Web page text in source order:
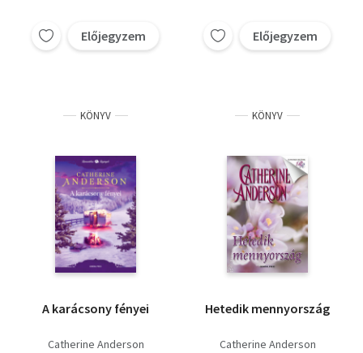
Előjegyzem Előjegyzem
KÖNYV
A karácsony fényei
Catherine Anderson
KÖNYV
Hetedik mennyország
Catherine Anderson